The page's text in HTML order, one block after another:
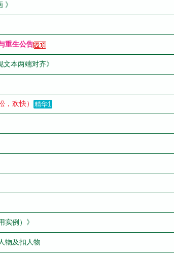
重生公告
本两端对齐》
，欢快） 精华1
例）》
物及扣人物